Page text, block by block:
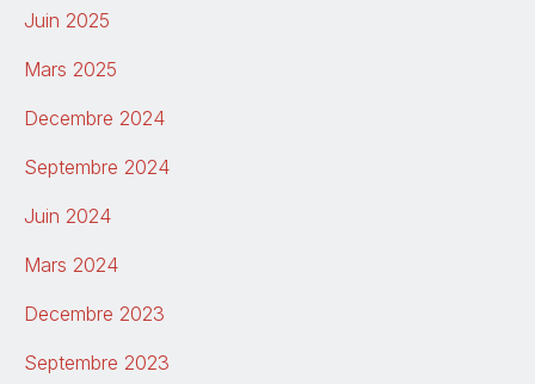
Juin 2025
Mars 2025
Decembre 2024
Septembre 2024
Juin 2024
Mars 2024
Decembre 2023
Septembre 2023